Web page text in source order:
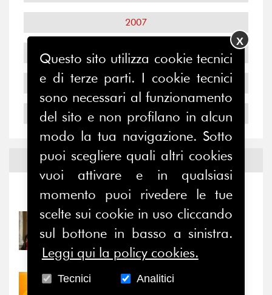
2007
2006
2005
2004
Notizie edEventi
Notizie -Eventi
Prima della pausa estiva,
il valore di...
30/07/2026
Questo sito utilizza cookie tecnici
e di terze parti. I cookie tecnici
sono necessari al funzionamento
del sito e non profilano in alcun
modo la tua navigazione. Sotto
puoi scegliere quali altri cookies
vuoi attivare e in qualsiasi
momento puoi rivedere le tue
scelte sui cookie in uso cliccando
sul bottone in basso a sinistra.
Leggi qui la policy cookies.
Tecnici Analitici
X